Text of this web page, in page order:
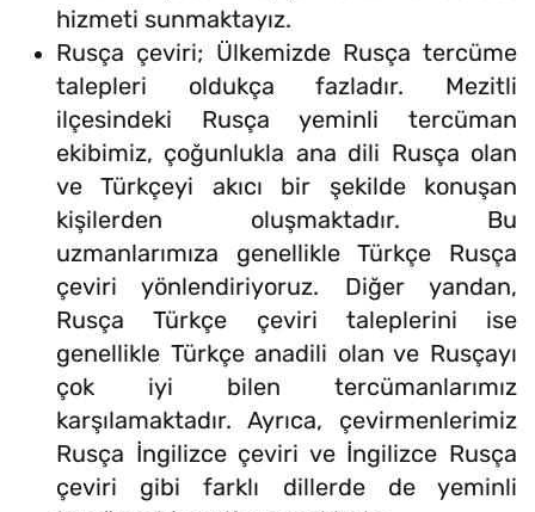
hizmeti sunmaktayız.
Rusça çeviri; Ülkemizde Rusça tercüme
talepleri oldukça fazladır. Mezitli
ilçesindeki Rusça yeminli tercüman
ekibimiz, çoğunlukla ana dili Rusça olan
ve Türkçeyi akıcı bir şekilde konuşan
kişilerden oluşmaktadır. Bu
uzmanlarımıza genellikle Türkçe Rusça
çeviri yönlendiriyoruz. Diğer yandan,
Rusça Türkçe çeviri taleplerini ise
genellikle Türkçe anadili olan ve Rusçayı
çok iyi bilen tercümanlarımız
karşılamaktadır. Ayrıca, çevirmenlerimiz
Rusça İngilizce çeviri ve İngilizce Rusça
çeviri gibi farklı dillerde de yeminli